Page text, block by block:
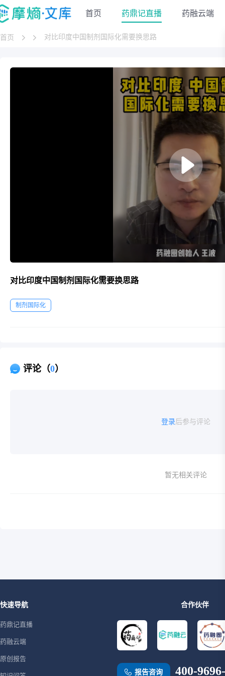
首页 药鼎记直播 药融云端
首页 对比印度中国制剂国际化需要换思路
对比印度中国制剂国际化需要换思路
制剂国际化
评论（0）
登录后参与评论
暂无相关评论
快速导航
药鼎记直播
药融云端
原创报告
合作伙伴
报告咨询 400-